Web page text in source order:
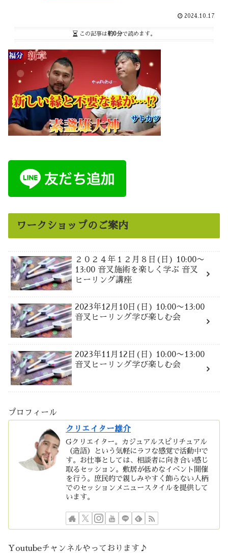
2024.10.17
この記事は約0分で読めます。
ワークショップのご案内
２０２４年１２月８日(日) 10:00〜
13:00 音叉施術を楽しく学ぶ 音叉
ヒーリング講座
2023年12月10日(日) 10:00〜13:00
音叉ヒーリング学び楽しむ会
2023年11月12日(日) 10:00〜13:00
音叉ヒーリング学び楽しむ会
プロフィール
クリエイター雄介
Gクリエイター。カジュアルスピリチュアル
（造語）という気軽にラフな感覚で活動中で
す。お仕事としては、相談者に向き合い感じ
取るセッション。敷居が低めなイベント開催
を行う。庶民的で親しみやすく飾らない人柄
でのセッションメニュースタイルを提供して
います。
Youtubeチャンネルやっております♪